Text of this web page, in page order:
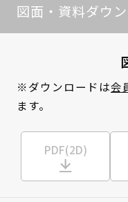
図面・資料ダウ
※ダウンロードは会
ます。
PDF(2D)